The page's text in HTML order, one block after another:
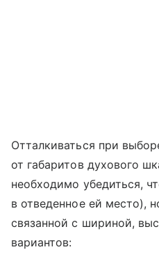
Отталкиваться при
от габаритов духового
необходимо убедиться,
в отведенное ей место),
связанной с шириной,
вариантов: